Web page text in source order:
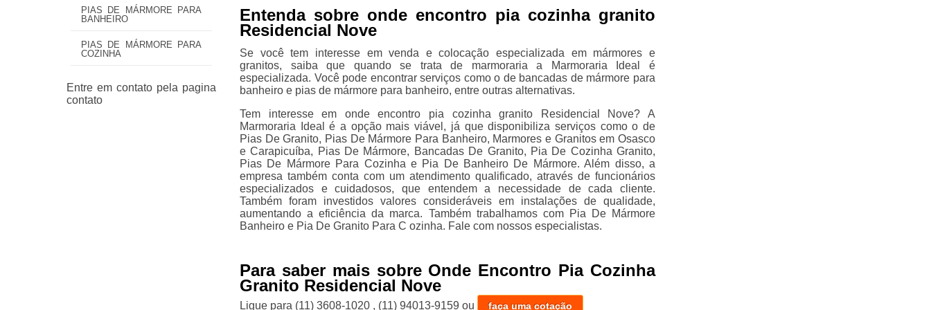
PIAS DE MÁRMORE PARA
BANHEIRO
PIAS DE MÁRMORE PARA
COZINHA
Entenda sobre onde encontro pia cozinha granito
Residencial Nove
Se você tem interesse em venda e colocação especializada em mármores e
granitos, saiba que quando se trata de marmoraria a Marmoraria Ideal é
especializada. Você pode encontrar serviços como o de bancadas de mármore para
banheiro e pias de mármore para banheiro, entre outras alternativas.
Tem interesse em onde encontro pia cozinha granito Residencial Nove? A
Marmoraria Ideal é a opção mais viável, já que disponibiliza serviços como o de
Pias De Granito, Pias De Mármore Para Banheiro, Marmores e Granitos em Osasco
e Carapicuíba, Pias De Mármore, Bancadas De Granito, Pia De Cozinha Granito,
Pias De Mármore Para Cozinha e Pia De Banheiro De Mármore. Além disso, a
empresa também conta com um atendimento qualificado, através de funcionários
especializados e cuidadosos, que entendem a necessidade de cada cliente.
Também foram investidos valores consideráveis em instalações de qualidade,
aumentando a eficiência da marca. Também trabalhamos com Pia De Mármore
Banheiro e Pia De Granito Para C ozinha. Fale com nossos especialistas.
Para saber mais sobre Onde Encontro Pia Cozinha
Granito Residencial Nove
Ligue para (11) 3608-1020 , (11) 94013-9159 ou faça uma cotação